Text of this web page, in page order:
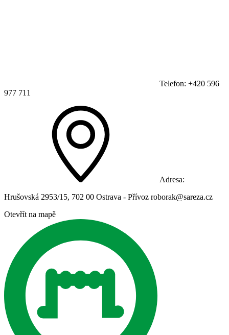
977 711
Adresa:
Hrušovská 2953/15, 702 00 Ostrava - Přívoz roborak@sareza.cz
Otevřít na mapě